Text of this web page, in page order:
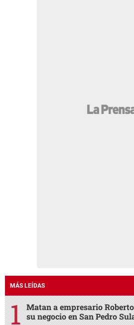
MÁS LEÍDAS
Matan a empresario
su negocio en San Pedro